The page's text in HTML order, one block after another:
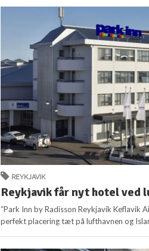
REYKJAVIK
Reykjavik får nyt hotel ved
“Park Inn by Radisson Reykjavik Keflavik
perfekt placering tæt på lufthavnen og